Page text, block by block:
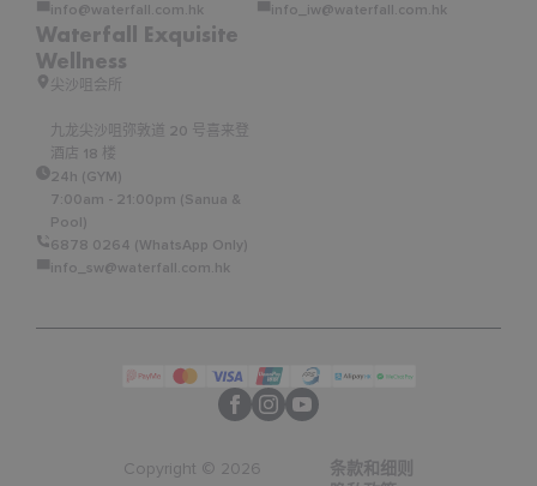
info@waterfall.com.hk
info_iw@waterfall.com.hk
Waterfall Exquisite
Wellness
尖沙咀会所
九龙尖沙咀弥敦道 20 号喜来登
酒店 18 楼
24h (GYM)
7:00am - 21:00pm (Sanua &
Pool)
6878 0264 (WhatsApp Only)
info_sw@waterfall.com.hk
Copyright © 2026
条款和细则